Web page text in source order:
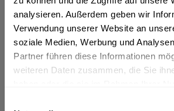
analysieren. Außerdem geben wir
Verwendung unserer Website an
soziale Medien, Werbung und
Partner führen diese Informationen
weiteren Daten zusammen, die Sie
Artikel-Nr.:
34576
Verfügbar in:
Beschreibung
mehr